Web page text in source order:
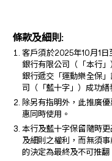
條款及細則:
客戶須於2025年10月1日
銀行有限公司（「本行
銀行遞交「運動樂全保
司（「藍十字」）成功繕
除另有指明外，此推廣
惠同時使用。
本行及藍十字保留隨時
及細則之權利，而無須
的決定為最終及不可推翻